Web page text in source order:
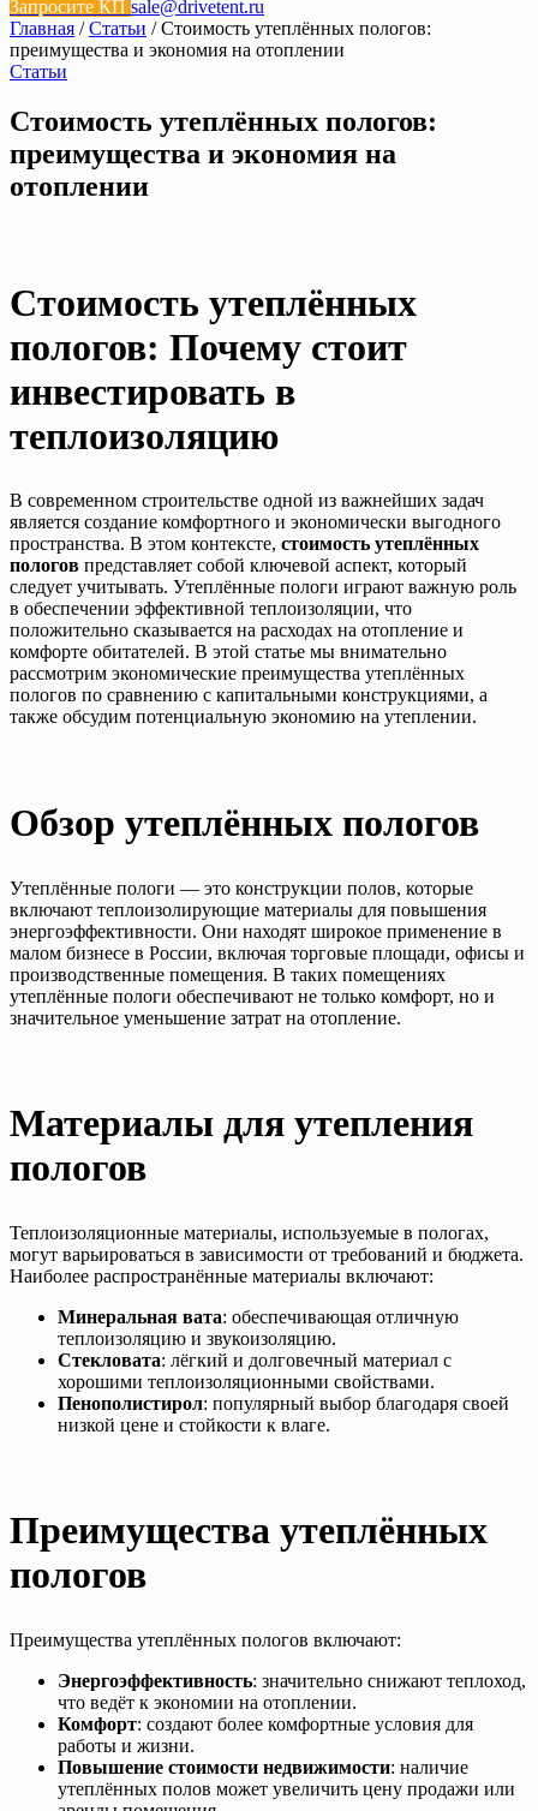
Запросите КП sale@drivetent.ru
Главная /Статьи / Стоимость утеплённых пологов:
преимущества и экономия на отоплении
Статьи
Стоимость утеплённых пологов:
преимущества и экономия на
отоплении
Стоимость утеплённых
пологов: Почему стоит
инвестировать в
теплоизоляцию
В современном строительстве одной из важнейших задач
является создание комфортного и экономически выгодного
пространства. В этом контексте, стоимость утеплённых
пологов представляет собой ключевой аспект, который
следует учитывать. Утеплённые пологи играют важную роль
в обеспечении эффективной теплоизоляции, что
положительно сказывается на расходах на отопление и
комфорте обитателей. В этой статье мы внимательно
рассмотрим экономические преимущества утеплённых
пологов по сравнению с капитальными конструкциями, а
также обсудим потенциальную экономию на утеплении.
Обзор утеплённых пологов
Утеплённые пологи — это конструкции полов, которые
включают теплоизолирующие материалы для повышения
энергоэффективности. Они находят широкое применение в
малом бизнесе в России, включая торговые площади, офисы и
производственные помещения. В таких помещениях
утеплённые пологи обеспечивают не только комфорт, но и
значительное уменьшение затрат на отопление.
Материалы для утепления
пологов
Теплоизоляционные материалы, используемые в пологах,
могут варьироваться в зависимости от требований и бюджета.
Наиболее распространённые материалы включают:
Минеральная вата: обеспечивающая отличную
теплоизоляцию и звукоизоляцию.
Стекловата: лёгкий и долговечный материал с
хорошими теплоизоляционными свойствами.
Пенополистирол: популярный выбор благодаря своей
низкой цене и стойкости к влаге.
Преимущества утеплённых
пологов
Преимущества утеплённых пологов включают:
Энергоэффективность: значительно снижают теплоход,
что ведёт к экономии на отоплении.
Комфорт: создают более комфортные условия для
работы и жизни.
Повышение стоимости недвижимости: наличие
утеплённых полов может увеличить цену продажи или